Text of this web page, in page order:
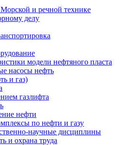
и речной технике
делу
модели нефтяного пласта
насосы нефть
и газ)
газлифта
нефти
по нефти и газу
научные дисциплины
и охрана труда